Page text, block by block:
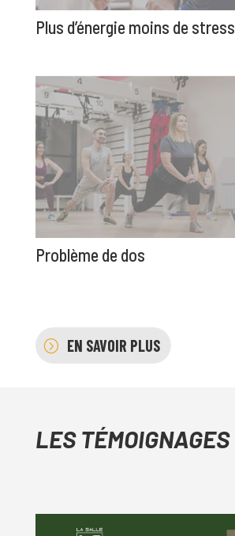
Plus d’énergie moins de stress
Problème de dos
EN SAVOIR PLUS
LES TÉMOIGNAGES